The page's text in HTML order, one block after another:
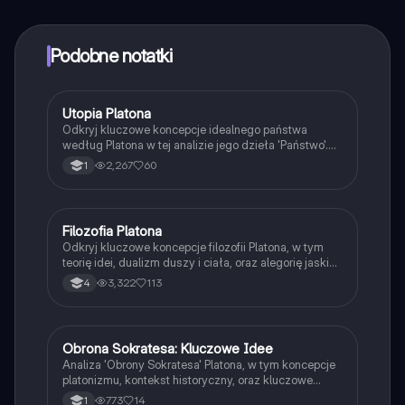
które również możesz otrzymać za darmo. Dodatkowo
oferujemy usługę Knowunity Premium, która pozwala
Podobne notatki
Język polski
Utopia Platona
Odkryj kluczowe koncepcje idealnego państwa
według Platona w tej analizie jego dzieła 'Państwo'.
Zawiera omówienie filozoficznych idei, struktury
społeczeństwa oraz alegorii jaskini, które ilustrują
literacka.
1 2,267 60
Filozofia
Filozofia Platona
Odkryj kluczowe koncepcje filozofii Platona, w tym
teorię idei, dualizm duszy i ciała, oraz alegorię jaskini.
Prezentacja omawia również etykę, politykę i
epistemologię Platona, oferując wgląd w jego wizję
4 3,322 113
Język polski
Obrona Sokratesa: Kluczowe Idee
Analiza 'Obrony Sokratesa' Platona, w tym koncepcje
platonizmu, kontekst historyczny, oraz kluczowe
mowy obrończe Sokratesa. Zrozumienie
1 773 14